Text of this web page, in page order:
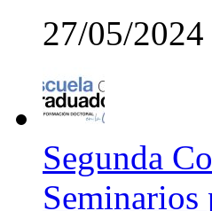
27/05/2024
Segunda